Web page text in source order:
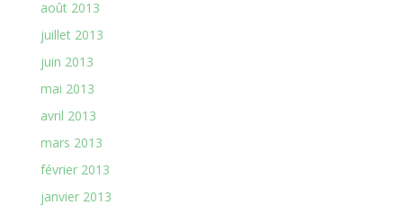
août 2013
juillet 2013
juin 2013
mai 2013
avril 2013
mars 2013
février 2013
janvier 2013